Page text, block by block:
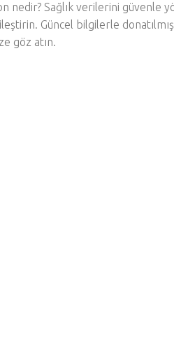
nedir? Sağlık verilerini güvenle
Güncel bilgilerle donatılmış
göz atın.